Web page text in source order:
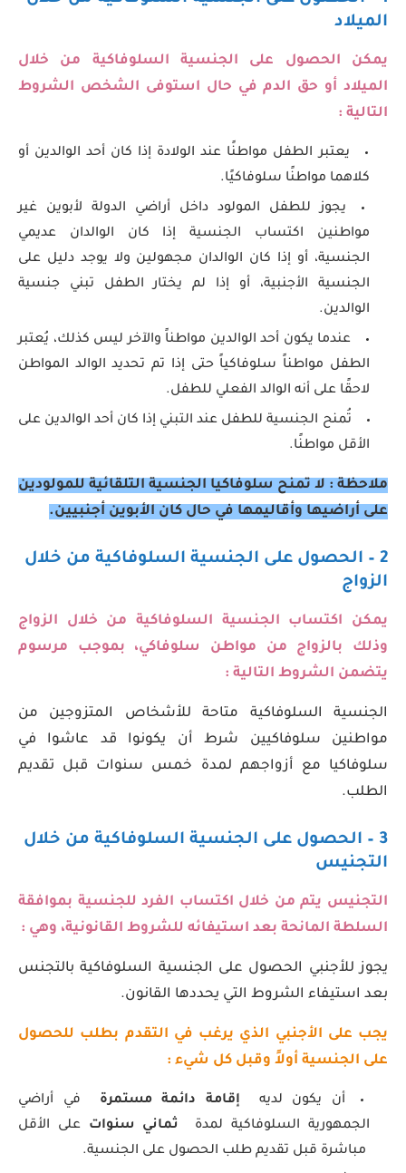
الميلاد
يمكن الحصول على الجنسية السلوفاكية من خلال
الميلاد أو حق الدم في حال استوفى الشخص الشروط
التالية :
يعتبر الطفل مواطنًا عند الولادة إذا كان أحد الوالدين أو
كلاهما مواطنًا سلوفاكيًا.
يجوز للطفل المولود داخل أراضي الدولة لأبوين غير
مواطنين اكتساب الجنسية إذا كان الوالدان عديمي
الجنسية، أو إذا كان الوالدان مجهولين ولا يوجد دليل على
الجنسية الأجنبية، أو إذا لم يختار الطفل تبني جنسية
الوالدين.
عندما يكون أحد الوالدين مواطناً والآخر ليس كذلك، يُعتبر
الطفل مواطناً سلوفاكياً حتى إذا تم تحديد الوالد المواطن
لاحقًا على أنه الوالد الفعلي للطفل.
تُمنح الجنسية للطفل عند التبني إذا كان أحد الوالدين على
الأقل مواطنًا.
ملاحظة : لا تمنح سلوفاكيا الجنسية التلقائية للمولودين
على أراضيها وأقاليمها في حال كان الأبوين أجنبيين.
2 – الحصول على الجنسية السلوفاكية من خلال
الزواج
يمكن اكتساب الجنسية السلوفاكية من خلال الزواج
وذلك بالزواج من مواطن سلوفاكي، بموجب مرسوم
يتضمن الشروط التالية :
الجنسية السلوفاكية متاحة للأشخاص المتزوجين من
مواطنين سلوفاكيين شرط أن يكونوا قد عاشوا في
سلوفاكيا مع أزواجهم لمدة خمس سنوات قبل تقديم
الطلب.
3 – الحصول على الجنسية السلوفاكية من خلال
التجنيس
التجنيس يتم من خلال اكتساب الفرد للجنسية بموافقة
السلطة المانحة بعد استيفائه للشروط القانونية، وهي :
يجوز للأجنبي الحصول على الجنسية السلوفاكية بالتجنس
بعد استيفاء الشروط التي يحددها القانون.
يجب على الأجنبي الذي يرغب في التقدم بطلب للحصول
على الجنسية أولاً وقبل كل شيء :
أن يكون لديه إقامة دائمةمستمرة في أراضي
الجمهورية السلوفاكية لمدة
ثماني سنوات على الأقل
مباشرة قبل تقديم طلب الحصول على الجنسية.